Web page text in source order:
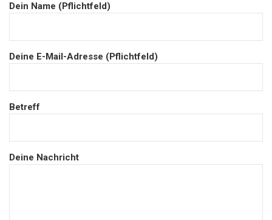
Dein Name (Pflichtfeld)
Deine E-Mail-Adresse (Pflichtfeld)
Betreff
Deine Nachricht